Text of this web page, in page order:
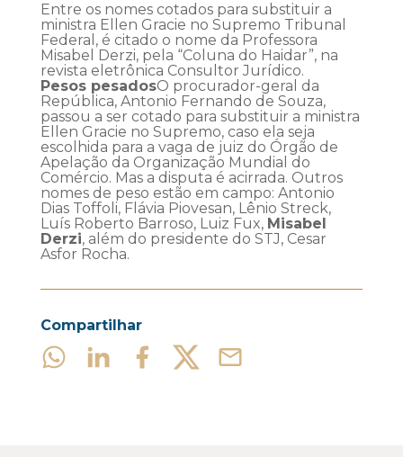
Entre os nomes cotados para substituir a
ministra Ellen Gracie no Supremo Tribunal
Federal, é citado o nome da Professora
Misabel Derzi, pela “Coluna do Haidar”, na
revista eletrônica Consultor Jurídico.
Pesos pesadosO procurador-geral da
República, Antonio Fernando de Souza,
passou a ser cotado para substituir a ministra
Ellen Gracie no Supremo, caso ela seja
escolhida para a vaga de juiz do Órgão de
Apelação da Organização Mundial do
Comércio. Mas a disputa é acirrada. Outros
nomes de peso estão em campo: Antonio
Dias Toffoli, Flávia Piovesan, Lênio Streck,
Luís Roberto Barroso, Luiz Fux, Misabel
Derzi, além do presidente do STJ, Cesar
Asfor Rocha.
Compartilhar